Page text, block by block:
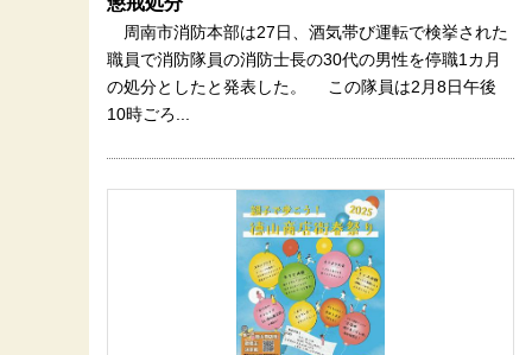
周南市消防本部は27日、酒気帯び運転で検挙された
職員で消防隊員の消防士長の30代の男性を停職1カ月
の処分としたと発表した。 この隊員は2月8日午後
10時ごろ...